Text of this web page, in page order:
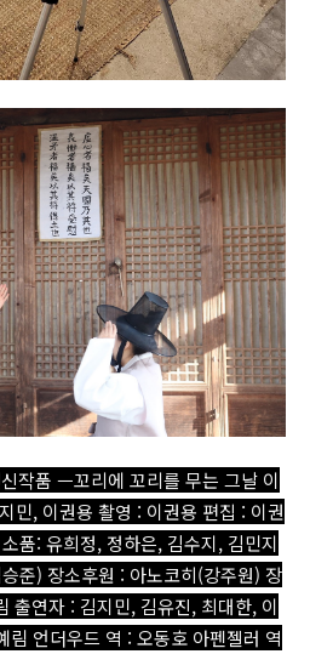
작품 ㅡ꼬리에 꼬리를 무는 그날 이
민, 이권용 촬영 : 이권용 편집 : 이권
품: 유희정, 정하은, 김수지, 김민지
준) 장소후원 : 아노코히(강주원) 장
출연자 : 김지민, 김유진, 최대한, 이
림 언더우드 역 : 오동호 아펜젤러 역